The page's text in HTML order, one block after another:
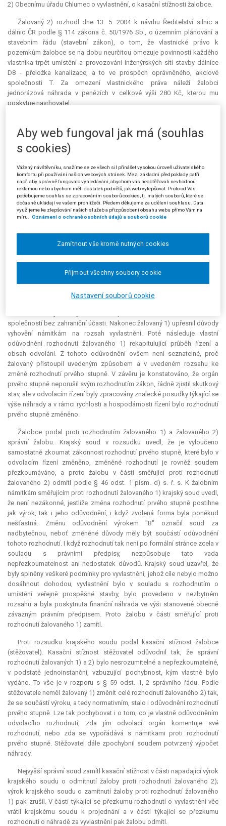
2) Obecnímu úřadu Chlumec o vyvlastnění, o kasační stížnosti žalobce.
Žalovaný 2) rozhodl dne 13. 5. 2004 k návrhu Ředitelství silnic a
dálnic ČR podle § 114 zákona č. 50/1976 Sb., o územním plánování a
stavebním řádu (stavební zákon), o tom, že vlastnické právo k
pozemkům žalobce se na dobu neurčitou omezuje povinností každého
vlastníka trpět umístění a provozování inženýrských sítí stavby dálnice
D8 - přeložka kanalizace, a to ve prospěch oprávněného, akciové
společnosti T. Za omezení vlastnického práva náleží žalobci
jednorázová náhrada v penězích v celkové výši 280 Kč, kterou mu
poskytne navrhovatel.
výrokem A změnil výrok rozhodnutí žalovaného 2) tak, že odkázal na §
117 stavebního zákona, pozemky přesněji specifikoval, vyvlastnění
stanovil ve prospěch České republiky s právem hospodaření s tímto
jako okamžik přechodu vlastnického práva určil den nabytí právní moci
tohoto rozhodnutí s tím, že současně zanikají i ostatní práva k
vyvlastňovaným pozemkům. Dále určil, že žalovaný 2) stanoví náhradu za
vyvlastnění ve výši 2 137 121 Kč a Ředitelství silnic a dálnic ČR tuto
částku uhradí do 15 dnů od právní moci rozhodnutí. Výrokem B tohoto
rozhodnutí žalovaný 1) změnil i odůvodnění rozhodnutí žalovaného 2)
tak, že v něm poukázal na splnění podmínek pro vyvlastnění a
neúspěšnost pokusu o získání pozemků dohodou. K námitce žalobce
1 zákona č. 122/1984 Sb., na § 12 odst. 4 zákona č. 219/2000 Sb., na § 1
odst. 1 zákona č. 151/1997 Sb. a na § 2 odst. 1, 3 vyhl. č. 122/1984 Sb. K
další námitce, že pozemky vlastní zahraniční partner - akciová
společnost G., na niž se vztahuje ochrana investic podle mezinárodních
společností bez zahraniční účasti. Nakonec žalovaný 1) upřesnil důvody
vyhovění námitkám na rozsah vyvlastnění. Poté následuje vlastní
odůvodnění rozhodnutí žalovaného 1) rekapitulující průběh řízení a
obsah odvolání. Z tohoto odůvodnění ovšem není seznatelné, proč
žalovaný přistoupil uvedeným způsobem a v uvedeném rozsahu ke
změně rozhodnutí prvého stupně. V závěru je konstatováno, že orgán
prvého stupně neporušil svým rozhodnutím zákon, řádně zjistil skutkový
stav, ale v odvolacím řízení byly zpracovány znalecké posudky týkající se
výše náhrady a v rámci rychlosti a hospodárnosti řízení bylo rozhodnutí
prvého stupně změněno.
Žalobce podal proti rozhodnutím žalovaného 1) a žalovaného 2)
správní žalobu. Krajský soud v rozsudku uvedl, že je vyloučeno
samostatně zkoumat zákonnost rozhodnutí prvého stupně, které bylo v
odvolacím řízení změněno, změněné rozhodnutí je rovněž soudem
přezkoumáváno, a proto žalobu v části směřující proti rozhodnutí
žalovaného 2) odmítl podle § 46 odst. 1 písm. d) s. ř. s. K žalobním
námitkám směřujícím proti rozhodnutí žalovaného 1) krajský soud uvedl,
že není nezákonné, jestliže změna rozhodnutí prvého stupně postihne
jak výrok, tak i jeho odůvodnění, i když zvolená forma byla poněkud
nešťastná. Změnu odůvodnění výrokem "B" označil soud za
nadbytečnou, neboť změněné důvody měly být součástí odůvodnění
tohoto rozhodnutí. I když rozhodnutí tak není po formální stránce zcela v
souladu s právními předpisy, nezpůsobuje tato vada
nepřezkoumatelnost ani nedostatek důvodů. Krajský soud uzavřel, že
byly splněny veškeré podmínky pro vyvlastnění, jehož cíle nebylo možno
dosáhnout dohodou, vyvlastnění bylo v souladu s rozhodnutím o
umístění veřejně prospěšné stavby, bylo provedeno v nezbytném
rozsahu a byla poskytnuta finanční náhrada ve výši stanovené obecně
závazným právním předpisem. Proto žalobu v části směřující proti
rozhodnutí žalovaného 1) zamítl.
Proti rozsudku krajského soudu podal kasační stížnost žalobce
(stěžovatel). Kasační stížnost stěžovatel odůvodnil tak, že správní
rozhodnutí žalovaných 1) a 2) bylo nesrozumitelné a nepřezkoumatelné,
v podstatě jednoinstanční, vzbuzující pochybnost, kým vlastně bylo
vydáno. To vše je v rozporu s § 59 odst. 1, 2 správního řádu. Podle
stěžovatele neměl žalovaný 1) změnit celé rozhodnutí žalovaného 2) tak,
že se součástí výroku, a tedy normativním, stalo i odůvodnění rozhodnutí
prvého stupně. Lze tak pochybovat i o tom, co je vlastně odůvodněním
odvolacího rozhodnutí, zda jím odvolací orgán komentuje své
rozhodnutí, nebo zda se vypořádává s námitkami proti rozhodnutí
prvého stupně. Stěžovatel dále zpochybnil soudem potvrzený výpočet
náhrady.
Nejvyšší správní soud zamítl kasační stížnost v části napadající výrok
krajského soudu o odmítnutí žaloby proti rozhodnutí žalovaného 2);
výrok krajského soudu o zamítnutí žaloby proti rozhodnutí žalovaného
1) pak zrušil. V části týkající se přezkumu rozhodnutí o vyvlastnění věc
vrátil krajskému soudu k projednání a v části týkající se přezkumu
rozhodnutí o náhradě za vyvlastnění pak žalobu odmítl.
Aby web fungoval jak má (souhlas
s cookies)
Vážený návštěvníku, snažíme se ze všech sil přinášet vysokou úroveň uživatelského
komfortu při používání našich webových stránek. Mezi základní předpoklady patří
např. aby správně fungovalo vyhledávání, abychom vás neobtěžovali nevhodnou
reklamou nebo abychom měli dostatek podnětů, jak web vylepšovat. Proto od Vás
potřebujeme souhlas se zpracováním souborů cookies, tj. malých souborů, které se
dočasně ukládají ve vašem prohlížeči. Předem děkujeme za udělení souhlasu. Data
využijeme ke zlepšování našich služeb a přizpůsobení obsahu webu přímo Vám na
míru.
Oznámení o ochraně osobních údajů a souborů cookie
Nastavení souborů cookie
Zamítnout vše kromě nutných cookies
Přijmout všechny soubory cookie